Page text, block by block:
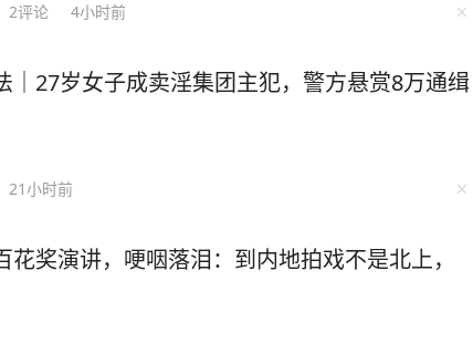
典规定，经营场所、公共场所的经营者、管理者，
article/7671534387946586664/
2评论 4小时前
｜27岁女子成卖淫集团主犯，警方悬赏8万通缉
21小时前
花奖演讲，哽咽落泪：到内地拍戏不是北上，